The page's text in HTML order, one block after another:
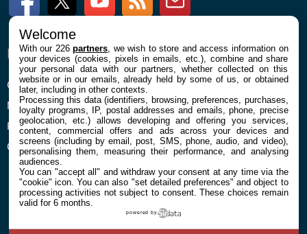
ENTREPRISE
Confidentialité et Cookies
Mentions légales et CGU
Préférences Cookies
Qui sommes nous
À PROPOS
Contact
Welcome
With our 226partners , we wish to store and access information on
your devices (cookies, pixels in emails, etc.), combine and share
your personal data with our partners, whether collected on this
website or in our emails, already held by some of us, or obtained
later, including in other contexts.
Processing this data (identifiers, browsing, preferences, purchases,
loyalty programs, IP, postal addresses and emails, phone, precise
geolocation, etc.) allows developing and offering you services,
content, commercial offers and ads across your devices and
screens (including by email, post, SMS, phone, audio, and video),
personalising them, measuring their performance, and analysing
audiences.
You can "accept all" and withdraw your consent at any time via the
"cookie" icon. You can also "set detailed preferences" and object to
processing activities not subject to consent. These choices remain
valid for 6 months.
powered by